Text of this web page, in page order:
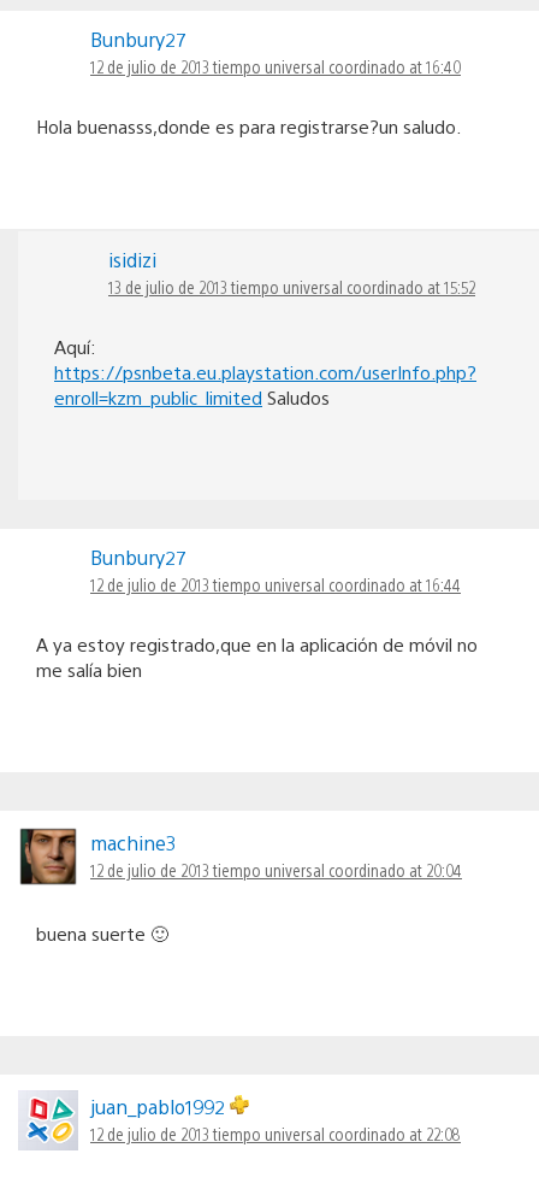
Bunbury27
12 de julio de 2013 tiempo universal coordinado at 16:40
Hola buenasss,donde es para registrarse?un saludo.
isidizi
13 de julio de 2013 tiempo universal coordinado at 15:52
Aquí:
https://psnbeta.eu.playstation.com/userInfo.php?
enroll=kzm_public_limited Saludos
Bunbury27
12 de julio de 2013 tiempo universal coordinado at 16:44
A ya estoy registrado,que en la aplicación de móvil no
me salía bien
machine3
12 de julio de 2013 tiempo universal coordinado at 20:04
buena suerte 🙂
juan_pablo1992
12 de julio de 2013 tiempo universal coordinado at 22:08